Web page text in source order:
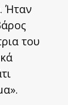
Ήταν
του